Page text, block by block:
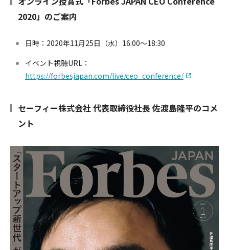
2020」のご案内
日時：2020年11月25日（水）16:00〜18:30
イベント視聴URL：
https://forbesjapan.com/live/ceo_conference/
セーフィー株式会社 代表取締役社長 佐渡島隆平のコメ
ント